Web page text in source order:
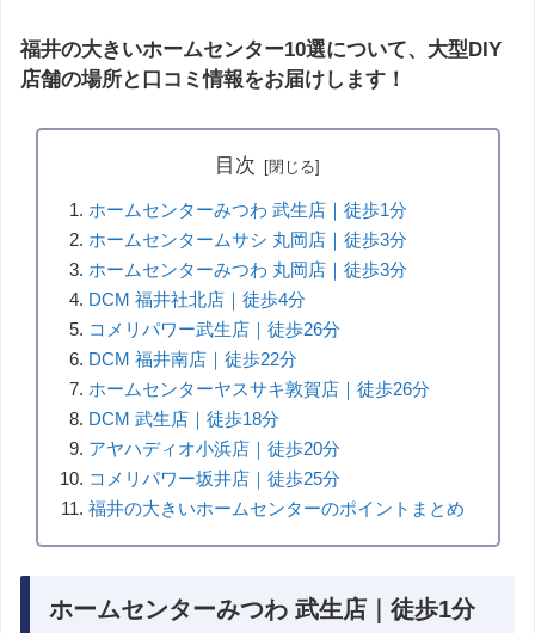
福井の大きいホームセンター10選について、大型DIY
店舗の場所と口コミ情報をお届けします！
目次
ホームセンターみつわ 武生店｜徒歩1分
ホームセンタームサシ 丸岡店｜徒歩3分
ホームセンターみつわ 丸岡店｜徒歩3分
DCM 福井社北店｜徒歩4分
コメリパワー武生店｜徒歩26分
DCM 福井南店｜徒歩22分
ホームセンターヤスサキ敦賀店｜徒歩26分
DCM 武生店｜徒歩18分
アヤハディオ小浜店｜徒歩20分
コメリパワー坂井店｜徒歩25分
福井の大きいホームセンターのポイントまとめ
ホームセンターみつわ 武生店｜徒歩1分